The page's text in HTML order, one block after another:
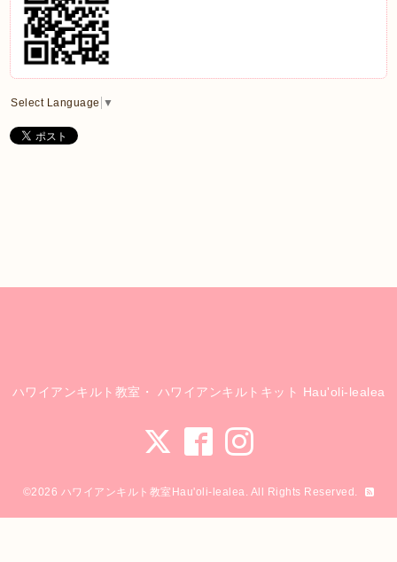
Select Language ▼
ハワイアンキルト教室・ ハワイアンキルトキット Hau'oli-lealea
©2026 ハワイアンキルト教室Hau'oli-lealea . All Rights Reserved.